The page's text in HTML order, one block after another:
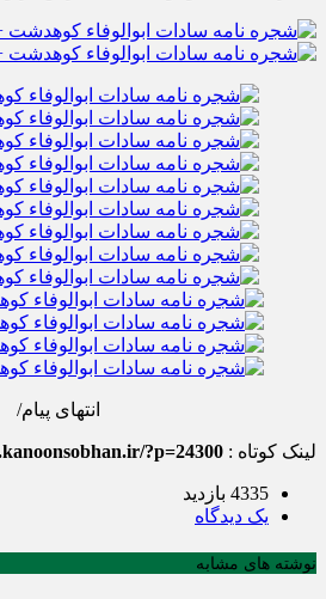
انتهای پیام/
لینک کوتاه : ?p=24300
4335 بازدید
يک دیدگاه
نوشته های مشابه